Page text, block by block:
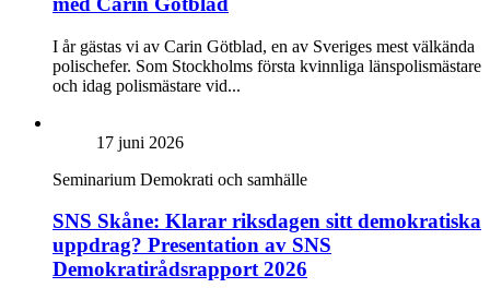
I år gästas vi av Carin Götblad, en av Sveriges mest välkända
polischefer. Som Stockholms första kvinnliga länspolismästare
och idag polismästare vid...
17 juni 2026
Seminarium Demokrati och samhälle
SNS Skåne: Klarar riksdagen sitt demokratiska
uppdrag? Presentation av SNS
Demokratirådsrapport 2026